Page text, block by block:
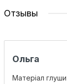
Отзывы
Ольга
Матеріал